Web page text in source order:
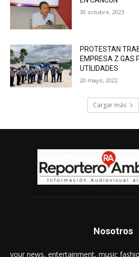
30 octubre, 2023
PROTESTAN
EMPRESA Z GAS
UTILIDADES
20 mayo, 2022
Cargar más
Nosotros
your news, entertainment, music